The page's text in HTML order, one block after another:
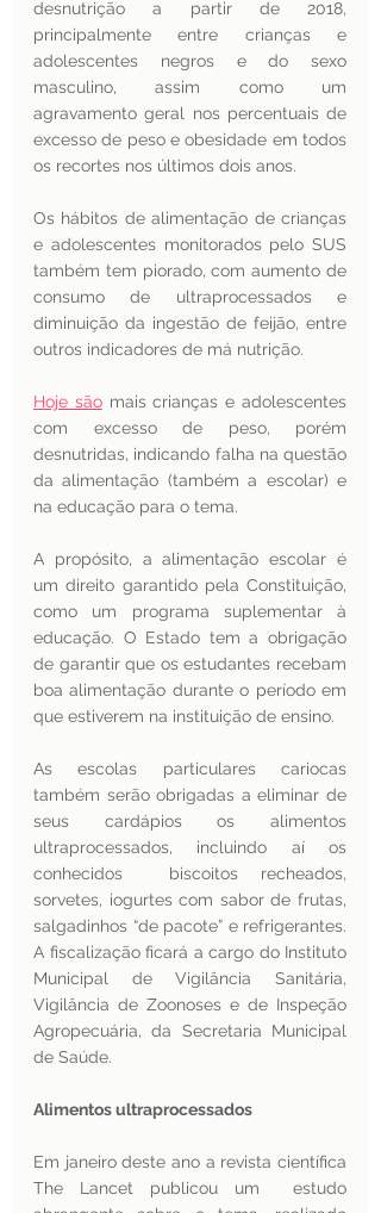
desnutrição a partir de 2018,
principalmente entre crianças e
adolescentes negros e do sexo
masculino, assim como um
agravamento geral nos percentuais de
excesso de peso e obesidade em todos
os recortes nos últimos dois anos.
Os hábitos de alimentação de crianças
e adolescentes monitorados pelo SUS
também tem piorado, com aumento de
consumo de ultraprocessados e
diminuição da ingestão de feijão, entre
outros indicadores de má nutrição.
Hoje são mais crianças e adolescentes
com excesso de peso, porém
desnutridas, indicando falha na questão
da alimentação (também a escolar) e
na educação para o tema.
A propósito, a alimentação escolar é
um direito garantido pela Constituição,
como um programa suplementar à
educação. O Estado tem a obrigação
de garantir que os estudantes recebam
boa alimentação durante o período em
que estiverem na instituição de ensino.
As escolas particulares cariocas
também serão obrigadas a eliminar de
seus cardápios os alimentos
ultraprocessados, incluindo aí os
conhecidos  biscoitos recheados,
sorvetes, iogurtes com sabor de frutas,
salgadinhos “de pacote” e refrigerantes.
A fiscalização ficará a cargo do Instituto
Municipal de Vigilância Sanitária,
Vigilância de Zoonoses e de Inspeção
Agropecuária, da Secretaria Municipal
de Saúde.
Alimentos ultraprocessados
Em janeiro deste ano a revista científica
The Lancet publicou um  estudo